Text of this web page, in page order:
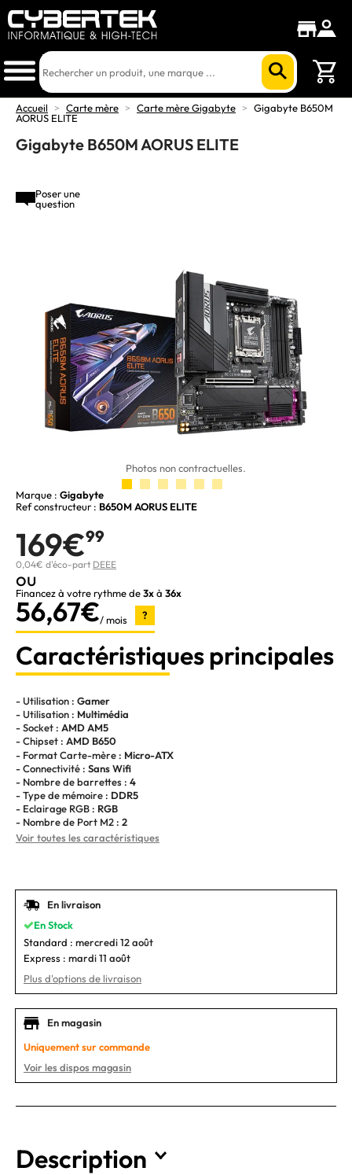
Accueil > Carte mère > Carte mère Gigabyte > Gigabyte B650M
AORUS ELITE
Gigabyte B650M AORUS ELITE
Poser une
question
Photos non contractuelles.
Marque : Gigabyte
Ref constructeur : B650M AORUS ELITE
169€99
0,04€ d'éco-part DEEE
ou
Financez à votre rythme de3xà 36x
56,67€/ mois ?
Caractéristiques principales
- Utilisation : Gamer
- Utilisation : Multimédia
- Socket : AMD AM5
- Chipset : AMD B650
- Format Carte-mère : Micro-ATX
- Connectivité : Sans Wifi
- Nombre de barrettes : 4
- Type de mémoire : DDR5
- Eclairage RGB : RGB
- Nombre de Port M2 : 2
Voir toutes les caractéristiques
En livraison
En Stock
Standard : mercredi 12 août
Express : mardi 11 août
Plus d'options de livraison
En magasin
Uniquement sur commande
Voir les dispos magasin
Description